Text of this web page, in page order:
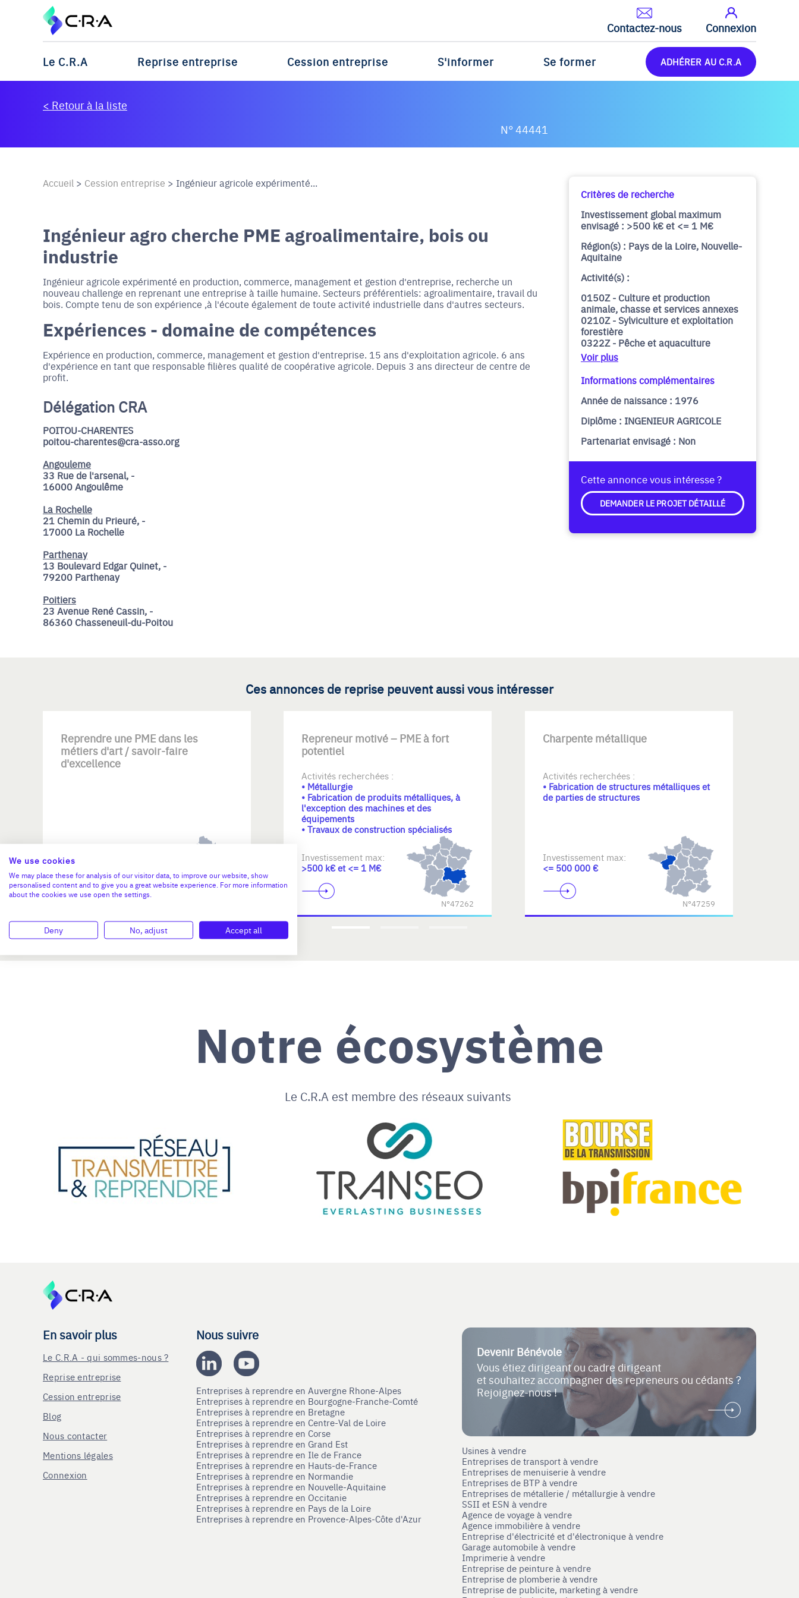
Contactez-nous Connexion
Le C.R.A Reprise entreprise Cession entreprise S'informer Se former ADHÉRER AU C.R.A
< Retour à la liste
N° 44441
Accueil > Cession entreprise > Ingénieur agricole expérimenté...
Ingénieur agro cherche PME agroalimentaire, bois ou
industrie
Ingénieur agricole expérimenté en production, commerce, management et gestion d'entreprise, recherche un
nouveau challenge en reprenant une entreprise à taille humaine. Secteurs préférentiels: agroalimentaire, travail du
bois. Compte tenu de son expérience ,à l'écoute également de toute activité industrielle dans d'autres secteurs.
Expériences - domaine de compétences
Expérience en production, commerce, management et gestion d'entreprise. 15 ans d'exploitation agricole. 6 ans
d'expérience en tant que responsable filières qualité de coopérative agricole. Depuis 3 ans directeur de centre de
profit.
Critères de recherche
Investissement global maximum
envisagé : >500 k€ et <= 1 M€
Région(s) : Pays de la Loire, Nouvelle-
Aquitaine
Activité(s) :
0150Z - Culture et production
animale, chasse et services annexes
0210Z - Sylviculture et exploitation
forestière
0322Z - Pêche et aquaculture
Voir plus
Informations complémentaires
Année de naissance : 1976
Diplôme : INGENIEUR AGRICOLE
Partenariat envisagé : Non
Cette annonce vous intéresse ?
DEMANDER LE PROJET DÉTAILLÉ
Délégation CRA
POITOU-CHARENTES
poitou-charentes@cra-asso.org
Angouleme
33 Rue de l'arsenal, -
16000 Angoulême
La Rochelle
21 Chemin du Prieuré, -
17000 La Rochelle
Parthenay
13 Boulevard Edgar Quinet, -
79200 Parthenay
Poitiers
23 Avenue René Cassin, -
86360 Chasseneuil-du-Poitou
Ces annonces de reprise peuvent aussi vous intéresser
Reprendre une PME dans les
métiers d'art / savoir-faire
d'excellence
Investissement max:
>2 M€ et <= 5 M€
Repreneur motivé – PME à fort
potentiel
Activités recherchées :
• Métallurgie
• Fabrication de produits métalliques, à
l'exception des machines et des
équipements
• Travaux de construction spécialisés
Investissement max:
>500 k€ et <= 1 M€
N°47262
Charpente métallique
Activités recherchées :
• Fabrication de structures métalliques et
de parties de structures
Investissement max:
<= 500 000 €
N°47259
Notre écosystème
Le C.R.A est membre des réseaux suivants
En savoir plus
Le C.R.A - qui sommes-nous ?
Reprise entreprise
Cession entreprise
Blog
Nous contacter
Mentions légales
Connexion
Nous suivre
Entreprises à reprendre en Auvergne Rhone-Alpes
Entreprises à reprendre en Bourgogne-Franche-Comté
Entreprises à reprendre en Bretagne
Entreprises à reprendre en Centre-Val de Loire
Entreprises à reprendre en Corse
Entreprises à reprendre en Grand Est
Entreprises à reprendre en Ile de France
Entreprises à reprendre en Hauts-de-France
Entreprises à reprendre en Normandie
Entreprises à reprendre en Nouvelle-Aquitaine
Entreprises à reprendre en Occitanie
Entreprises à reprendre en Pays de la Loire
Entreprises à reprendre en Provence-Alpes-Côte d'Azur
Devenir Bénévole
Vous étiez dirigeant ou cadre dirigeant
et souhaitez accompagner des repreneurs ou cédants ?
Rejoignez-nous !
Usines à vendre
Entreprises de transport à vendre
Entreprises de menuiserie à vendre
Entreprises de BTP à vendre
Entreprises de métallerie / métallurgie à vendre
SSII et ESN à vendre
Agence de voyage à vendre
Agence immobilière à vendre
Entreprise d'électricité et d'électronique à vendre
Garage automobile à vendre
Imprimerie à vendre
Entreprise de peinture à vendre
Entreprise de plomberie à vendre
Entreprise de publicite, marketing à vendre
We use cookies
We may place these for analysis of our visitor data, to improve our website, show
personalised content and to give you a great website experience. For more information
about the cookies we use open the settings.
Deny No, adjust Accept all